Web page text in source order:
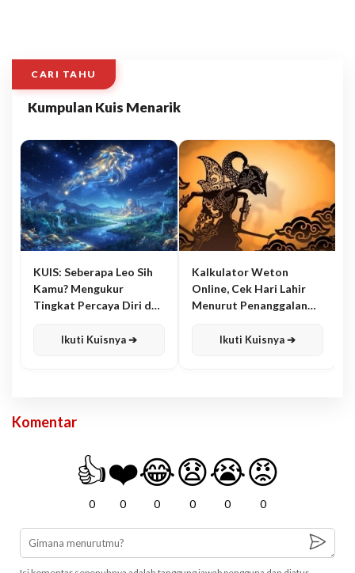
CARI TAHU
Kumpulan Kuis Menarik
KUIS: Seberapa Leo Sih
Kamu? Mengukur
Tingkat Percaya Diri dan
Ikuti Kuisnya ➔
Kalkulator Weton
Online, Cek Hari Lahir
Menurut Penanggalan
Ikuti Kuisnya ➔
Komentar
👍
0
❤️
0
😂
0
😧
0
😭
0
😡
0